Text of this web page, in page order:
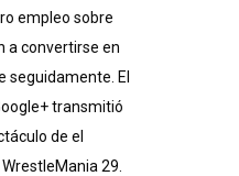
empleo sobre
a convertirse en
seguidamente. El
transmitió
de el
29.